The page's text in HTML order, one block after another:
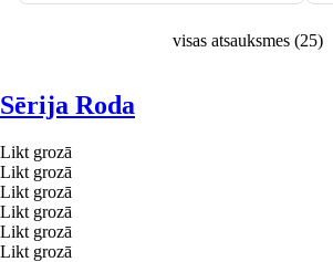
visas atsauksmes (25)
Sērija Roda
Likt grozā
Likt grozā
Likt grozā
Likt grozā
Likt grozā
Likt grozā